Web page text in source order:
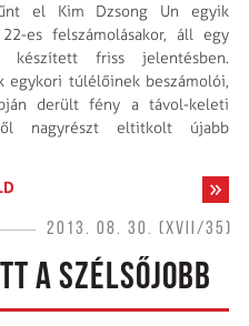
el Kim Dzsong Un egyik
es felszámolásakor, áll egy
friss jelentésben.
egykori túlélőinek beszámolói,
derült fény a távol-keleti
nagyrészt eltitkolt újabb
2013. 08. 30. (XVII/35)
A SZÉLSŐJOBB